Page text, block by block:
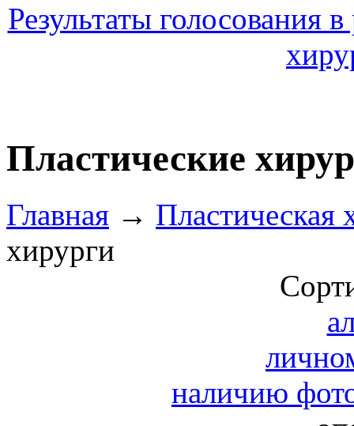
Результаты голосования
Пластические
Главная → Пластическая
хирурги
наличию